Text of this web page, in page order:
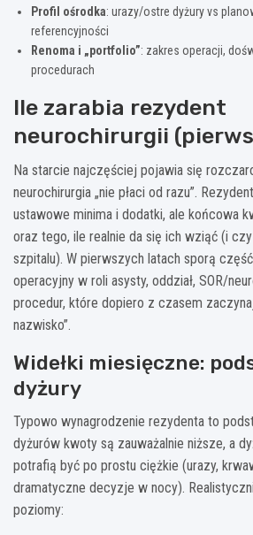
Profil ośrodka: urazy/ostre dyżury vs
referencyjności
Renoma i „portfolio”: zakres operacji,
procedurach
Ile zarabia rezydent
neurochirurgii
Na starcie najczęściej pojawia się
neurochirurgia „nie płaci od razu”.
ustawowe minima i dodatki, ale końcowa
oraz tego, ile realnie da się ich wziąć (i
szpitalu). W pierwszych latach sporą
operacyjny w roli asysty, oddział, SOR/
procedur, które dopiero z czasem
nazwisko”.
Widełki miesięczne:
dyżury
Typowo wynagrodzenie rezydenta to
dyżurów kwoty są zauważalnie niższe, a
potrafią być po prostu ciężkie (urazy,
dramatyczne decyzje w nocy).
poziomy: